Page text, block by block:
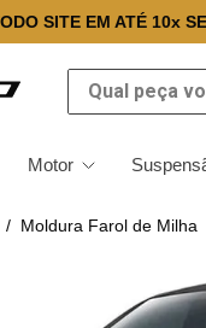
SITE EM ATÉ 10x
Qual peça você
Motor
Moldura Farol de Milha